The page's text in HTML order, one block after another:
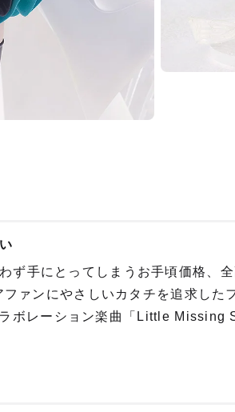
ず手にとってしまうお手頃価格、
ァンにやさしいカタチを追求した
ボレーション楽曲「Little Missing